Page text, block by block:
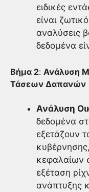
ειδικές
είναι
αναλύσεις
δεδομένα
Βήμα 2: Ανάλυση
Τάσεων Δαπανών
Ανάλυση
δεδομένα
εξετάζουν
κεφαλαίων
εξέταση
ανάπτυξης